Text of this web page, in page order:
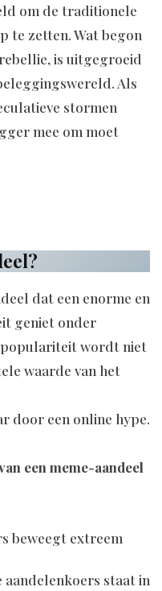
om de traditionele
te zetten. Wat begon
is uitgegroeid
Als
stormen
mee om moet
dat een enorme en
geniet onder
wordt niet
waarde van het
door een online hype.
een meme-aandeel
beweegt extreem
aandelenkoers staat in